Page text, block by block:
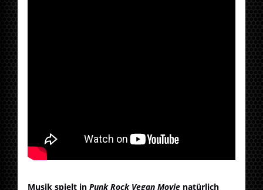
Musik spielt inPunk Rock Vegan Movie natürlich